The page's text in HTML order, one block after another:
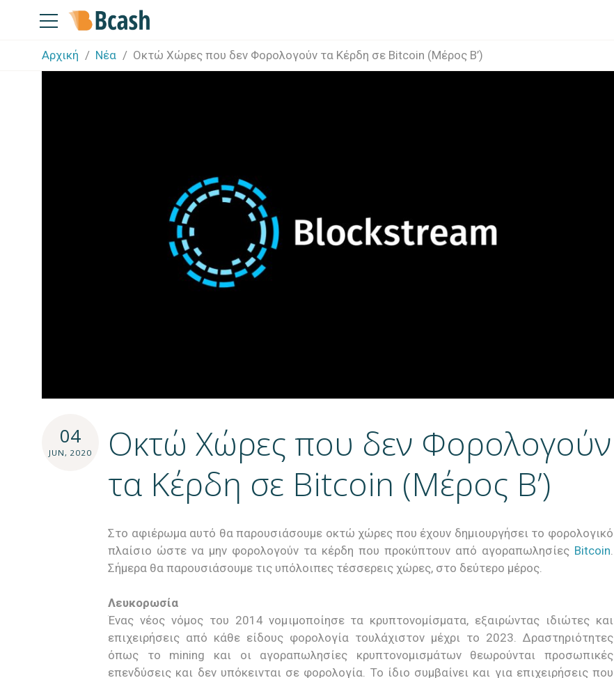
Αρχική Νέα Οκτώ Χώρες που δεν Φορολογούν τα Κέρδη σε Bitcoin (Μέρος Β’)
04
JUN, 2020
Οκτώ Χώρες που δεν Φορολογούν
τα Κέρδη σε Bitcoin (Μέρος Β’)
Στο αφιέρωμα αυτό θα παρουσιάσουμε οκτώ χώρες που έχουν δημιουργήσει το φορολογικό
πλαίσιο ώστε να μην φορολογούν τα κέρδη που προκύπτουν από αγοραπωλησίες Bitcoin.
Σήμερα θα παρουσιάσουμε τις υπόλοιπες τέσσερεις χώρες, στο δεύτερο μέρος.
Λευκορωσία
Ένας νέος νόμος του 2014 νομιμοποίησε τα κρυπτονομίσματα, εξαιρώντας ιδιώτες και
επιχειρήσεις από κάθε είδους φορολογία τουλάχιστον μέχρι το 2023. Δραστηριότητες
όπως το mining και οι αγοραπωλησίες κρυπτονομισμάτων θεωρούνται προσωπικές
επενδύσεις και δεν υπόκεινται σε φορολογία. Το ίδιο συμβαίνει και για επιχειρήσεις που